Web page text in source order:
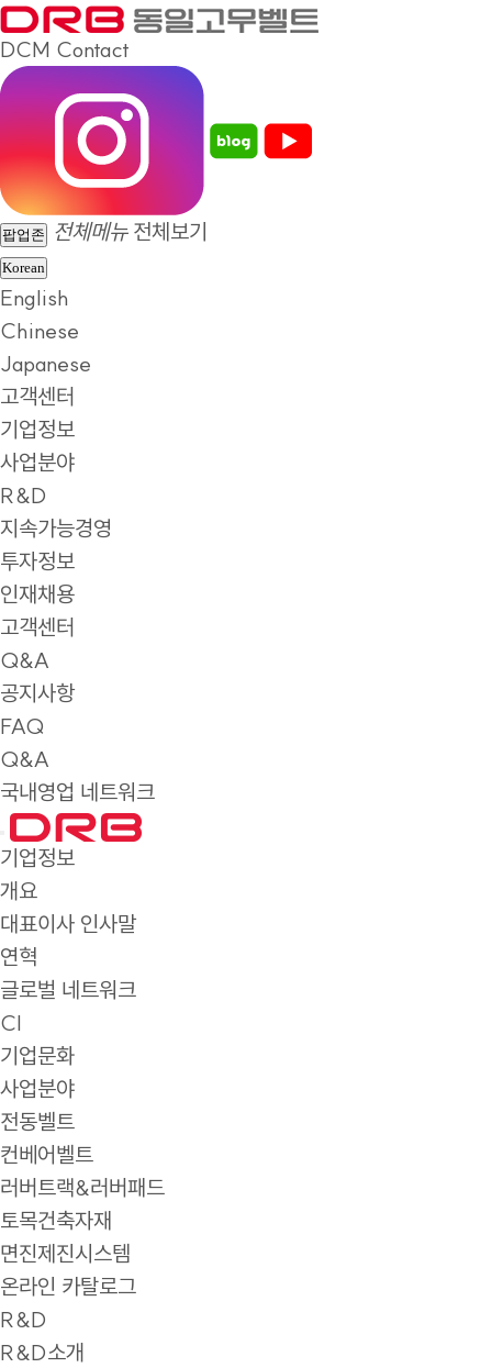
DCM Contact
팝업존 전체메뉴 전체보기
Korean
English
Chinese
Japanese
고객센터
기업정보
사업분야
R&D
지속가능경영
투자정보
인재채용
고객센터
Q&A
공지사항
FAQ
Q&A
국내영업 네트워크
기업정보
개요
대표이사 인사말
연혁
글로벌 네트워크
CI
기업문화
사업분야
전동벨트
컨베어벨트
러버트랙&러버패드
토목건축자재
면진제진시스템
온라인 카탈로그
R&D
R&D소개